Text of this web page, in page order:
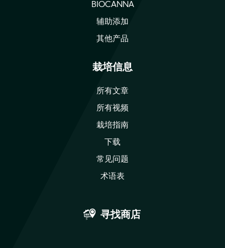
BIOCANNA
辅助添加
其他产品
栽培信息
所有文章
所有视频
栽培指南
下载
常见问题
术语表
寻找商店